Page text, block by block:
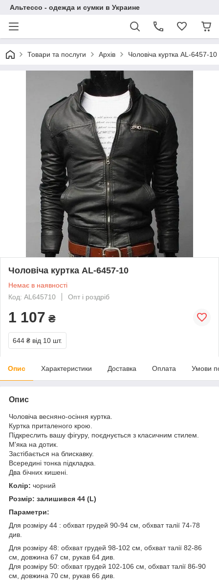
Альтессо - одежда и сумки в Украине
Товари та послуги Архів Чоловіча куртка AL-6457-10
Чоловіча куртка AL-6457-10
Немає в наявності
Код: AL645710
Опт і роздріб
1 107 ₴
644 ₴ від 10 шт.
Опис Характеристики Доставка Оплата Умови
Опис
Чоловіча весняно-осіння куртка.
Куртка приталеного крою.
Підкреслить вашу фігуру, поєднується з класичним стилем.
М'яка на дотик.
Застібається на блискавку.
Всередині тонка підкладка.
Два бічних кишені.
Колір: чорний
Розмір: залишився 44 (L)
Параметри:
Для розміру 44 : обхват грудей 90-94 см, обхват талії 74-78
див.
Для розміру 48: обхват грудей 98-102 см, обхват талії 82-86
см, довжина 67 см, рукав 64 див.
Для розміру 50: обхват грудей 102-106 см, обхват талії 86-90
см, довжина 70 см, рукав 66 див.